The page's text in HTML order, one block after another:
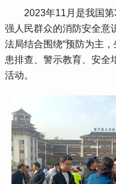
2023年11月是我国第
强人民群众的消防安全意
法局结合围绕“预防为主
患排查、警示教育、安全
活动。